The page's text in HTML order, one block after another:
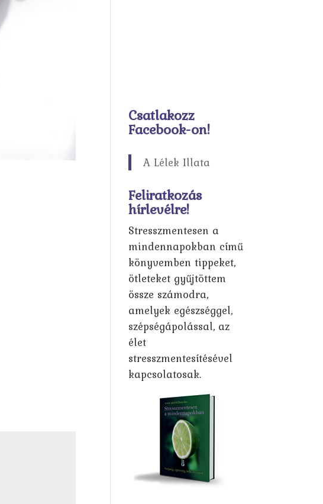
Csatlakozz
Facebook-on!
A Lélek Illata
Feliratkozás
hírlevélre!
Stresszmentesen a
mindennapokban című
könyvemben tippeket,
ötleteket gyűjtöttem
össze számodra,
amelyek egészséggel,
szépségápolással, az
élet
stresszmentesítésével
kapcsolatosak.